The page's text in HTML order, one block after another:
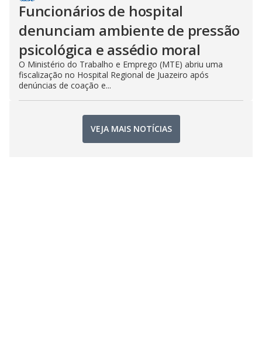
Funcionários de hospital
denunciam ambiente de pressão
psicológica e assédio moral
O Ministério do Trabalho e Emprego (MTE) abriu uma
fiscalização no Hospital Regional de Juazeiro após
denúncias de coação e...
VEJA MAIS NOTÍCIAS